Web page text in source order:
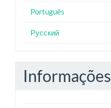
Português
Русский
Informações